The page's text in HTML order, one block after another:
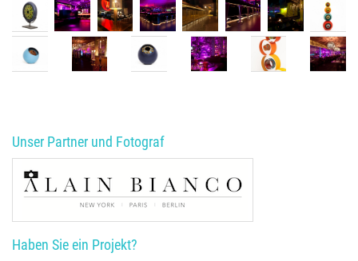
Unser Partner und Fotograf
Haben Sie ein Projekt?